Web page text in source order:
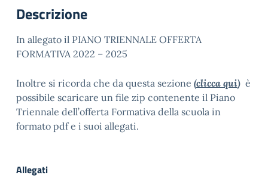
Descrizione
In allegato il PIANO TRIENNALE OFFERTA
FORMATIVA 2022 – 2025
Inoltre si ricorda che da questa sezione (clicca qui) è
possibile scaricare un file zip contenente il Piano
Triennale dell’offerta Formativa della scuola in
formato pdf e i suoi allegati.
Allegati